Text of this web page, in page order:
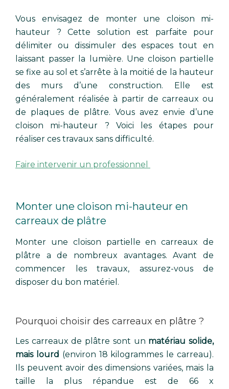
Vous envisagez de monter une cloison mi-
hauteur ? Cette solution est parfaite pour
délimiter ou dissimuler des espaces tout en
laissant passer la lumière. Une cloison partielle
se fixe au sol et s’arrête à la moitié de la hauteur
des murs d’une construction. Elle est
généralement réalisée à partir de carreaux ou
de plaques de plâtre. Vous avez envie d’une
cloison mi-hauteur ? Voici les étapes pour
réaliser ces travaux sans difficulté.
Faire intervenir un professionnel
Monter une cloison mi-hauteur en
carreaux de plâtre
Monter une cloison partielle en carreaux de
plâtre a de nombreux avantages. Avant de
commencer les travaux, assurez-vous de
disposer du bon matériel.
Pourquoi choisir des carreaux en plâtre ?
Les carreaux de plâtre sont un matériau solide,
mais lourd (environ 18 kilogrammes le carreau).
Ils peuvent avoir des dimensions variées, mais la
taille la plus répandue est de 66 x